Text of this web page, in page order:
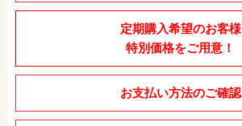
定期購入希望のお客様
特別価格をご用意！
お支払い方法のご確認